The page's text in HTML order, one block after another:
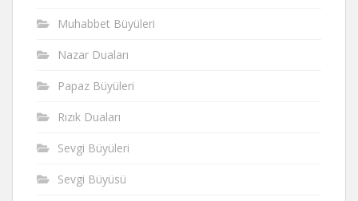
Muhabbet Büyüleri
Nazar Duaları
Papaz Büyüleri
Rızık Duaları
Sevgi Büyüleri
Sevgi Büyüsü